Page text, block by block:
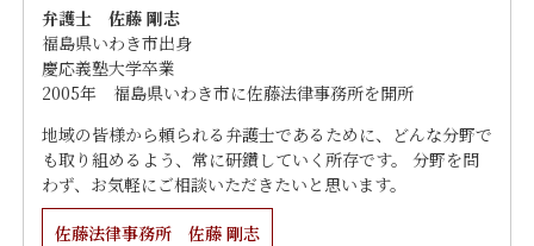
弁護士 佐藤 剛志
福島県いわき市出身
慶応義塾大学卒業
2005年 福島県いわき市に佐藤法律事務所を開所
地域の皆様から頼られる弁護士であるために、どんな分野で
も取り組めるよう、常に研鑽していく所存です。 分野を問
わず、お気軽にご相談いただきたいと思います。
佐藤法律事務所 佐藤 剛志